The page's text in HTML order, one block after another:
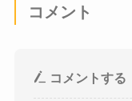
コメント
コメントする